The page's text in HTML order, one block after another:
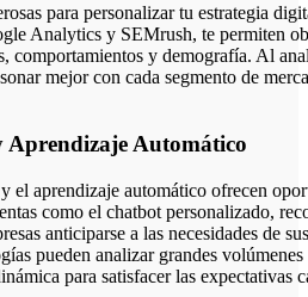
para personalizar tu estrategia
Analytics y SEMrush, te permiten
comportamientos y demografía. Al
mejor con cada segmento de
Automático
aprendizaje automático ofrecen
como el chatbot personalizado,
anticiparse a las necesidades de
pueden analizar grandes
para satisfacer las expectativas